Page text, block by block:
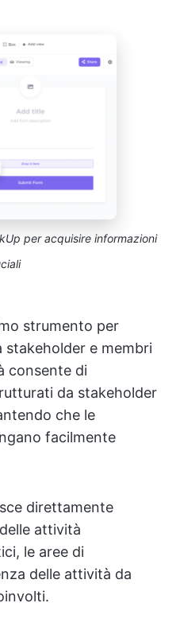
per acquisire informazioni
strumento per
e membri
consente di
da stakeholder
che le
facilmente
direttamente
attività
le aree di
delle attività da